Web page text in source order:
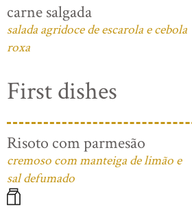
carne salgada
salada agridoce de escarola e cebola
roxa
First dishes
Risoto com parmesão
cremoso com manteiga de limão e
sal defumado